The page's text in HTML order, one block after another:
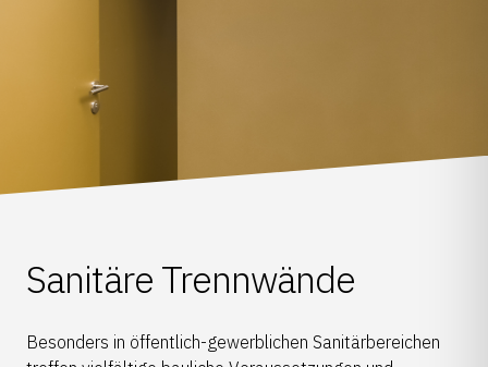
Sanitäre Trennwände
Besonders in öffentlich-gewerblichen Sanitärbereichen